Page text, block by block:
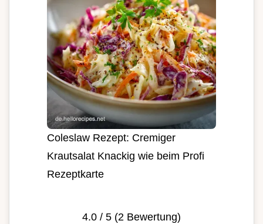
Coleslaw Rezept: Cremiger
Krautsalat Knackig wie beim Profi
Rezeptkarte
4.0 / 5 (2 Bewertung)